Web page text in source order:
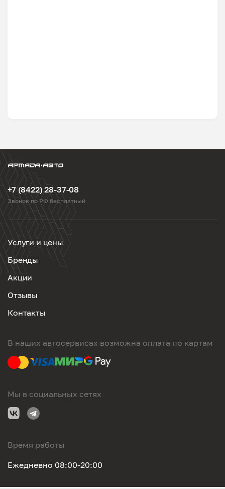
+7 (8422) 28-37-08
Звонок по РФ бесплатный
Услуги и цены
Бренды
Акции
Отзывы
Контакты
В наших автосервисах возможна оплата по картам
Мы в социальных сетях
Время работы
Ежедневно 08:00-20:00